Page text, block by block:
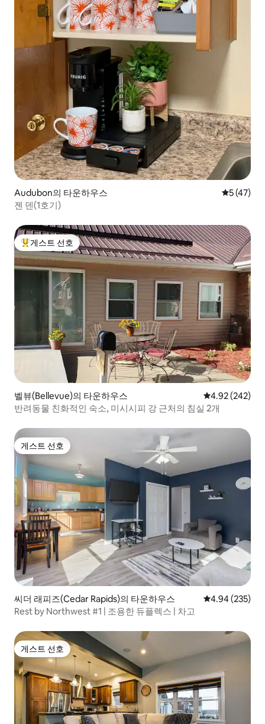
Audubon의 타운하우스 평점 5점
5 (47)
젠 덴(1호기)
상위 게스트 선호
게스트 선호
벨뷰(Bellevue)의 타운하우스 평점 4.92점(5
4.92 (242)
반려동물 친화적인 숙소, 미시시피 강 근처의 침실 2개
게스트 선호
게스트 선호
씨더 래피즈(Cedar Rapids)의 타운하우스 평점 4.94점(5
4.94 (235)
Rest by Northwest #1 | 조용한 듀플렉스 | 차고
게스트 선호
게스트 선호